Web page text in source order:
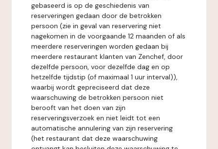
gebaseerd is op de geschiedenis van
reserveringen gedaan door de betrokken
persoon (zie in geval van reservering niet
nagekomen in de voorgaande 12 maanden of als
meerdere reserveringen worden gedaan bij
meerdere restaurant klanten van Zenchef, door
dezelfde persoon, voor dezelfde dag en op
hetzelfde tijdstip (of maximaal 1 uur interval)),
waarbij wordt gepreciseerd dat deze
waarschuwing de betrokken persoon niet
berooft van het doen van zijn
reserveringsverzoek en niet leidt tot een
automatische annulering van zijn reservering
(het restaurant dat deze waarschuwing